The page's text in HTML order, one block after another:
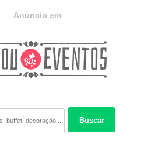
Anúncio em
Buscar